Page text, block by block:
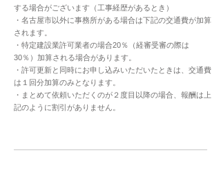
する場合がございます（工事経歴があるとき）
・名古屋市以外に事務所がある場合は下記の交通費が加算
されます。
・特定建設業許可業者の場合20％（経審受審の際は
30％）加算される場合があります。
・許可更新と同時にお申し込みいただいたときは、交通費
は１回分加算のみとなります。
・まとめて依頼いただくのが２度目以降の場合、報酬は上
記のように割引がありません。